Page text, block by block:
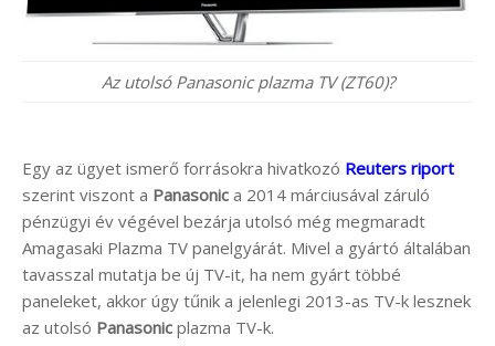
Az utolsó Panasonic plazma TV (ZT60)?
Egy az ügyet ismerő forrásokra hivatkozó Reuters riport
szerint viszont a Panasonic a 2014 márciusával záruló
pénzügyi év végével bezárja utolsó még megmaradt
Amagasaki Plazma TV panelgyárát. Mivel a gyártó általában
tavasszal mutatja be új TV-it, ha nem gyárt többé
paneleket, akkor úgy tűnik a jelenlegi 2013-as TV-k lesznek
az utolsó Panasonic plazma TV-k.